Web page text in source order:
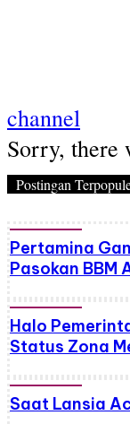
channel
Sorry, there
Postingan
Pertamina
Pasokan BBM
Halo
Status Zona
Saat Lansia